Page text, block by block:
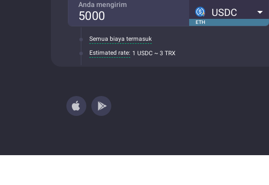
Anda mengirim
ETH
USDC
Semua biaya termasuk
Estimated rate: 1 USDC ~ 3 TRX